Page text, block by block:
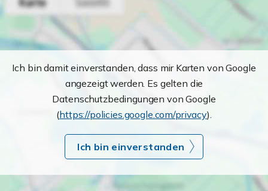
Ich bin damit einverstanden, dass mir Karten von Google
angezeigt werden. Es gelten die
Datenschutzbedingungen von Google
(https://policies.google.com/privacy).
Ich bin einverstanden